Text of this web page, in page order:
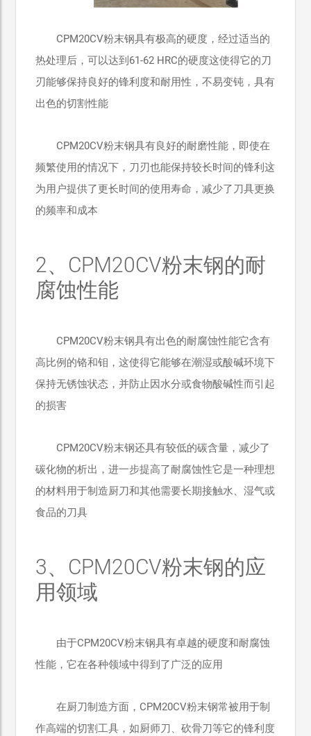
CPM20CV粉末钢具有极高的硬度，经过适当的
热处理后，可以达到61-62 HRC的硬度这使得它的刀
刃能够保持良好的锋利度和耐用性，不易变钝，具有
出色的切割性能
CPM20CV粉末钢具有良好的耐磨性能，即使在
频繁使用的情况下，刀刃也能保持较长时间的锋利这
为用户提供了更长时间的使用寿命，减少了刀具更换
的频率和成本
2、CPM20CV粉末钢的耐
腐蚀性能
CPM20CV粉末钢具有出色的耐腐蚀性能它含有
高比例的铬和钼，这使得它能够在潮湿或酸碱环境下
保持无锈蚀状态，并防止因水分或食物酸碱性而引起
的损害
CPM20CV粉末钢还具有较低的碳含量，减少了
碳化物的析出，进一步提高了耐腐蚀性它是一种理想
的材料用于制造厨刀和其他需要长期接触水、湿气或
食品的刀具
3、CPM20CV粉末钢的应
用领域
由于CPM20CV粉末钢具有卓越的硬度和耐腐蚀
性能，它在各种领域中得到了广泛的应用
在厨刀制造方面，CPM20CV粉末钢常被用于制
作高端的切割工具，如厨师刀、砍骨刀等它的锋利度